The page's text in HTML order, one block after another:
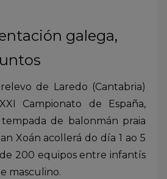
galega,
de Laredo (Cantabria)
Campionato de España,
de balonmán praia
Xoán acollerá do día 1 ao 5
200 equipos entre infantís
masculino.